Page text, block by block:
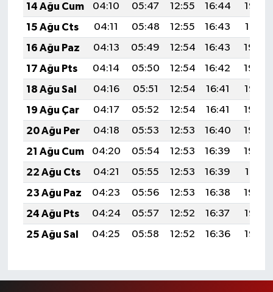
14 Ağu Cum
04:10 05:47 12:55 16:44
19:53
15 Ağu Cts
04:11 05:48 12:55 16:43
19:51
16 Ağu Paz
04:13 05:49 12:54 16:43
19:50
17 Ağu Pts
04:14 05:50 12:54 16:42
19:48
18 Ağu Sal
04:16 05:51 12:54 16:41
19:47
19 Ağu Çar
04:17 05:52 12:54 16:41
19:46
20 Ağu Per
04:18 05:53 12:53 16:40
19:44
21 Ağu Cum
04:20 05:54 12:53 16:39
19:43
22 Ağu Cts
04:21 05:55 12:53 16:39
19:41
23 Ağu Paz
04:23 05:56 12:53 16:38
19:40
24 Ağu Pts
04:24 05:57 12:52 16:37
19:38
25 Ağu Sal
04:25 05:58 12:52 16:36 19:37